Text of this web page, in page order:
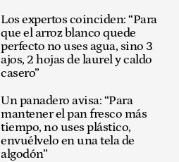
Los expertos coinciden: “Para
que el arroz blanco quede
perfecto no uses agua, sino 3
ajos, 2 hojas de laurel y caldo
casero”
Un panadero avisa: “Para
mantener el pan fresco más
tiempo, no uses plástico,
envuélvelo en una tela de
algodón”